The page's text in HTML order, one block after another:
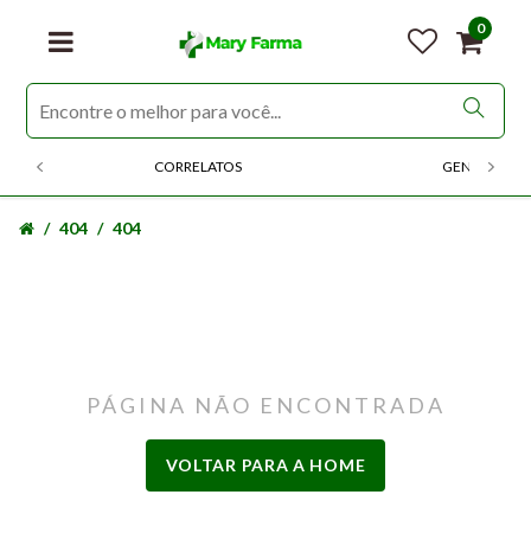
0
CORRELATOS GENERICOS
404 404
PÁGINA NÃO ENCONTRADA
VOLTAR PARA A HOME